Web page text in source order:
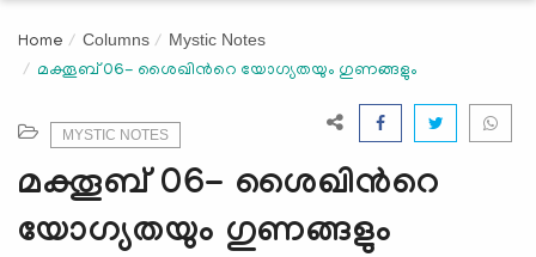
g
l
v
i
Home Columns Mystic Notes
മക്തൂബ് 06- ശൈഖിന്‍റെ യോഗ്യതയും ഗുണങ്ങളും
MYSTIC NOTES
മക്തൂബ് 06- ശൈഖിന്‍റെ
യോഗ്യതയും ഗുണങ്ങളും